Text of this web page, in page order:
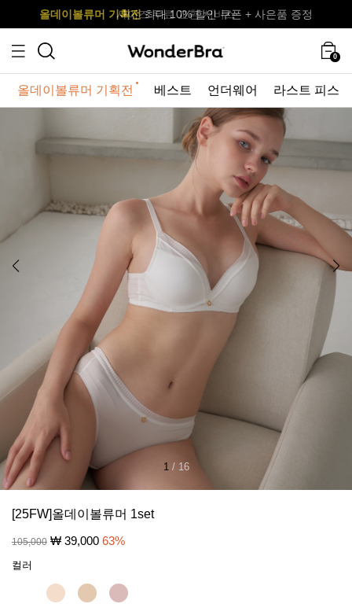
사이즈 무료 교환 서비스
올데이볼류머 기획전최대 10% 할인 쿠폰 + 사은품 증정
사이즈 무료 교환 서비스
올데이볼류머 기획전
0
올데이볼류머 기획전 베스트 언더웨어 라스트 피스
1/ 16
[25FW]올데이볼류머 1set
105,000 ₩ 39,000 63%
컬러